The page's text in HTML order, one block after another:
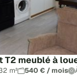
T2 meublé à
m² 540 € / mois